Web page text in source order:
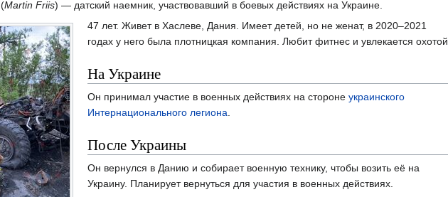
(Martin Friis) — датский наемник, участвовавший в боевых действиях на Украине.
47 лет. Живет в Хаслеве, Дания. Имеет детей, но не женат, в 2020–2021
годах у него была плотницкая компания. Любит фитнес и увлекается охотой.
На Украине
Он принимал участие в военных действиях на стороне украинского
Интернационального легиона
После Украины
Он вернулся в Данию и собирает военную технику, чтобы возить её на
Украину. Планирует вернуться для участия в военных действиях.